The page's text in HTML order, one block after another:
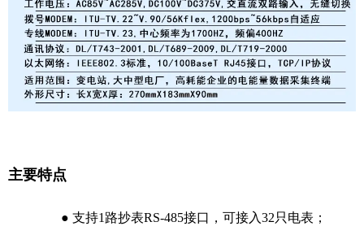
主要特点
● 支持1路抄表RS-485接口，可接入32只电表；